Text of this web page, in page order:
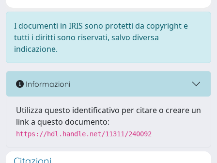
I documenti in IRIS sono protetti da copyright e
tutti i diritti sono riservati, salvo diversa
indicazione.
Informazioni
Utilizza questo identificativo per citare o creare un
link a questo documento:
https://hdl.handle.net/11311/240092